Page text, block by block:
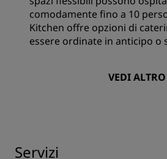
comodamente fino a 10
Kitchen offre opzioni di
essere ordinate in anticipo o
VEDI ALTRO
Servizi